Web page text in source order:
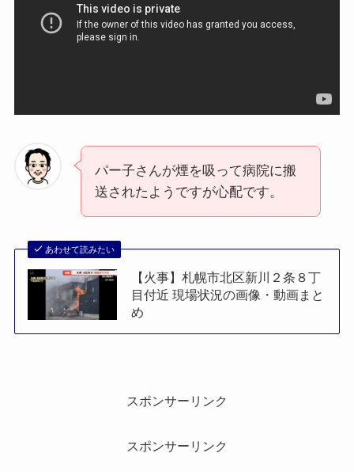
パー子さんが煙を吸って病院に搬
送されたようですが心配です。
あわせて読みたい
【火事】札幌市北区新川２条８丁
目付近 現場状況の画像・動画まと
め
スポンサーリンク
スポンサーリンク